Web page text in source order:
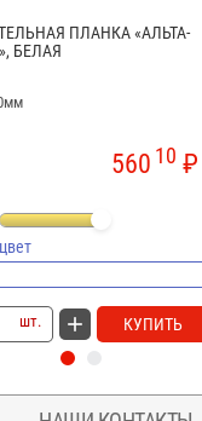
ПЛАНКА «АЛЬТА-
БЕЛАЯ
560 10 ₽
шт. КУПИТЬ